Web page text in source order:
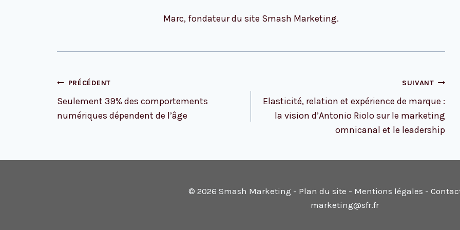
Marc, fondateur du site Smash Marketing.
Navigation
l’article
PRÉCÉDENT
Seulement 39% des comportements
numériques dépendent de l’âge
SUIVANT
Elasticité, relation et expérience de marque :
la vision d’Antonio Riolo sur le marketing
omnicanal et le leadership
© 2026 Smash Marketing - Plan du site - Mentions légales -
marketing@sfr.fr